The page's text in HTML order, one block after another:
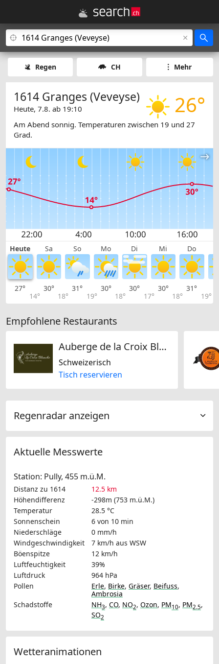
Regen CH Mehr
26°
1614 Granges (Veveyse)
Heute, 7.8. ab 19:10
Am Abend sonnig. Temperaturen zwischen 19 und 27
Grad.
Heute Sa So Mo Di Mi Do
27°
14°
30°
18°
31°
19°
30°
18°
30°
17°
30°
18°
31°
19°
Empfohlene Restaurants
Auberge de la Croix Blanche
Schweizerisch
Tisch reservieren
Regenradar anzeigen
Aktuelle Messwerte
Station: Pully, 455 m.ü.M.
Distanz zu 1614
12.5 km
Höhendifferenz
-298m (753 m.ü.M.)
Temperatur
28.5 °C
Sonnenschein
6 von 10 min
Niederschläge
0 mm/h
Windgeschwindigkeit
7 km/h aus WSW
Böenspitze
12 km/h
Luftfeuchtigkeit
39%
Luftdruck
964 hPa
Pollen
Erle, Birke, Gräser, Beifuss,
Ambrosia
Schadstoffe
NH3, CO, NO2, Ozon, PM10, PM2.5,
SO2
Wetteranimationen